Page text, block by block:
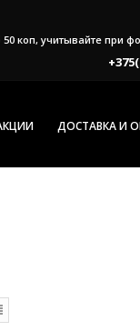
коп, учитывайте при
ДОСТАВКА И